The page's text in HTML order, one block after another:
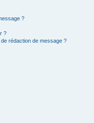
?
?
rédaction de message ?